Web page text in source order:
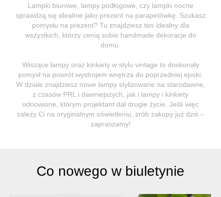
Lampki biurowe, lampy podłogowe, czy lampki nocne
sprawdzą się idealnie jako prezent na parapetówkę. Szukasz
pomysłu na prezent? Tu znajdziesz ten idealny dla
wszystkich, którzy cenią sobie handmade dekoracje do
domu.
Wiszące lampy oraz kinkiety w stylu vintage to doskonały
pomysł na powrót wystrojem wnętrza do poprzedniej epoki.
W dziale znajdziesz nowe lampy stylizowane na starodawne,
z czasów PRL i dawniejszych, jak i lampy i kinkiety
odnowione, którym projektant dał drugie życie. Jeśli więc
zależy Ci na oryginalnym oświetleniu, zrób zakupy już dziś –
zapraszamy!
Co nowego w biuletynie